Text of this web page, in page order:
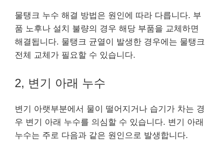
물탱크 누수 해결 방법은 원인에 따라 다릅니다. 부
품 노후나 설치 불량의 경우 해당 부품을 교체하면
해결됩니다. 물탱크 균열이 발생한 경우에는 물탱크
전체 교체가 필요할 수 있습니다.
2, 변기 아래 누수
변기 아랫부분에서 물이 떨어지거나 습기가 차는 경
우 변기 아래 누수를 의심할 수 있습니다. 변기 아래
누수는 주로 다음과 같은 원인으로 발생합니다.